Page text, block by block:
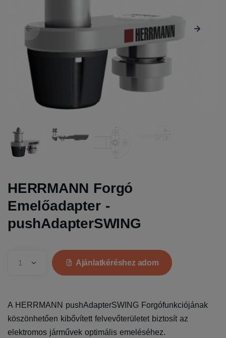
HERRMANN Forgó
Emelőadapter -
pushAdapterSWING
Ajánlatkéréshez adom
A HERRMANN pushAdapterSWING Forgófunkciójának
köszönhetően kibővített felvevőterületet biztosít az
elektromos járművek optimális emeléséhez.